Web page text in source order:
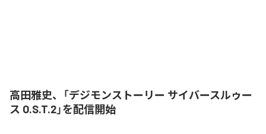
高田雅史、「デジモンストーリー サイバースルゥー
ス O.S.T.2」を配信開始